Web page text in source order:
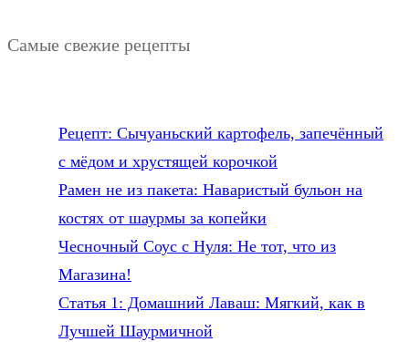
Самые свежие рецепты
Рецепт: Сычуаньский картофель, запечённый
с мёдом и хрустящей корочкой
Рамен не из пакета: Наваристый бульон на
костях от шаурмы за копейки
Чесночный Соус с Нуля: Не тот, что из
Магазина!
Статья 1: Домашний Лаваш: Мягкий, как в
Лучшей Шаурмичной